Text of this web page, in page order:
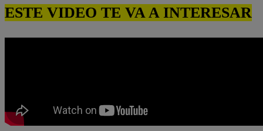
ESTE VIDEO TE VA A INTERESAR